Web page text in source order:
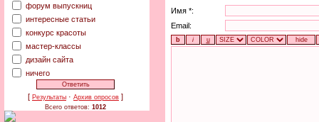
форум выпускниц
интересные статьи
конкурс красоты
мастер-классы
дизайн сайта
ничего
[ Результаты · Архив опросов ]
Всего ответов: 1012
Имя *:
Email: